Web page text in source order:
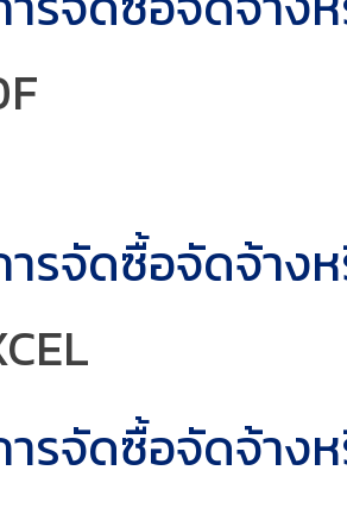
รจัดซื้อจัดจ้าง
รจัดซื้อจัดจ้าง